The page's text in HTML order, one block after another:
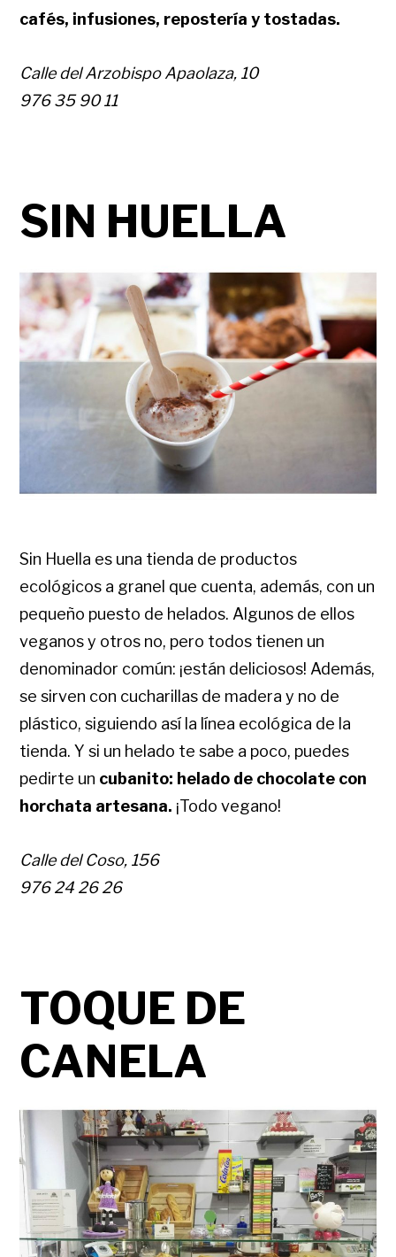
cafés, infusiones, repostería y tostadas.
Calle del Arzobispo Apaolaza, 10
976 35 90 11
SIN HUELLA
Sin Huella es una tienda de productos
ecológicos a granel que cuenta, además, con un
pequeño puesto de helados. Algunos de ellos
veganos y otros no, pero todos tienen un
denominador común: ¡están deliciosos! Además,
se sirven con cucharillas de madera y no de
plástico, siguiendo así la línea ecológica de la
tienda. Y si un helado te sabe a poco, puedes
pedirte un cubanito: helado de chocolate con
horchata artesana. ¡Todo vegano!
Calle del Coso, 156
976 24 26 26
TOQUE DE
CANELA